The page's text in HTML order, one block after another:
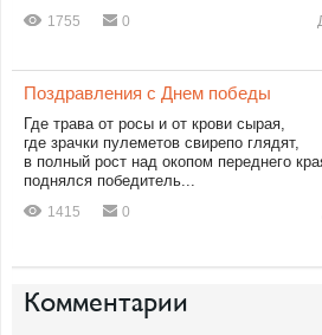
1755 0
Поздравления с Днем победы
Где трава от росы и от крови сырая,
где зрачки пулеметов свирепо глядят,
в полный рост над окопом переднего
поднялся победитель...
1415 0
Комментарии